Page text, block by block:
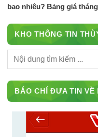
bao nhiêu? Bảng giá tháng
KHO THÔNG TIN
BÁO CHÍ ĐƯA TIN VỀ